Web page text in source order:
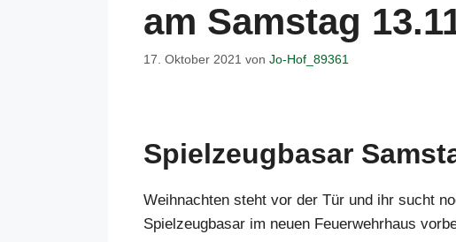
am Samstag
17. Oktober 2021 von Jo-Hof_89361
Spielzeugbasar
Weihnachten steht vor der Tür und ihr sucht
Spielzeugbasar im neuen Feuerwehrhaus